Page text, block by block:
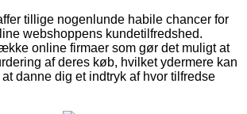
tillige nogenlunde habile chancer for
webshoppens kundetilfredshed.
online firmaer som gør det muligt at
af deres køb, hvilket ydermere kan
danne dig et indtryk af hvor tilfredse